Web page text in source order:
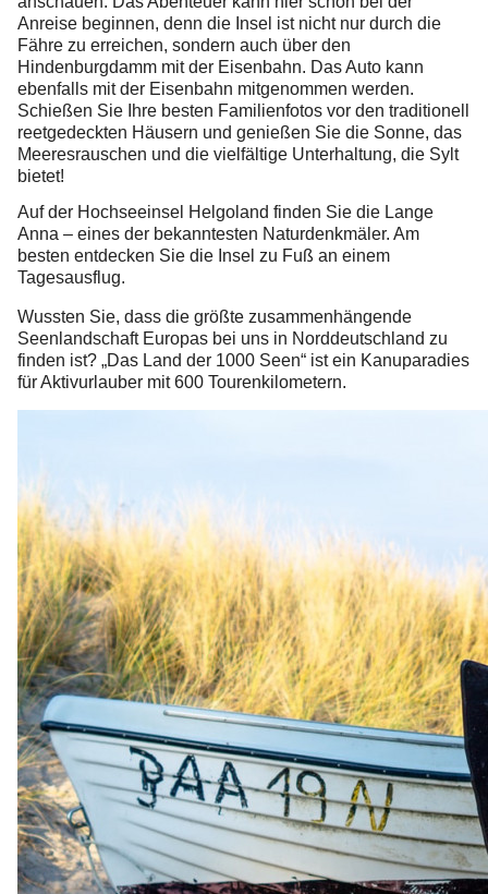
Anreise beginnen, denn die Insel ist nicht nur durch die
Fähre zu erreichen, sondern auch über den
Hindenburgdamm mit der Eisenbahn. Das Auto kann
ebenfalls mit der Eisenbahn mitgenommen werden.
Schießen Sie Ihre besten Familienfotos vor den traditionell
reetgedeckten Häusern und genießen Sie die Sonne, das
Meeresrauschen und die vielfältige Unterhaltung, die Sylt
bietet!
Auf der Hochseeinsel Helgoland finden Sie die Lange
Anna – eines der bekanntesten Naturdenkmäler. Am
besten entdecken Sie die Insel zu Fuß an einem
Tagesausflug.
Wussten Sie, dass die größte zusammenhängende
Seenlandschaft Europas bei uns in Norddeutschland zu
finden ist? „Das Land der 1000 Seen“ ist ein Kanuparadies
für Aktivurlauber mit 600 Tourenkilometern.